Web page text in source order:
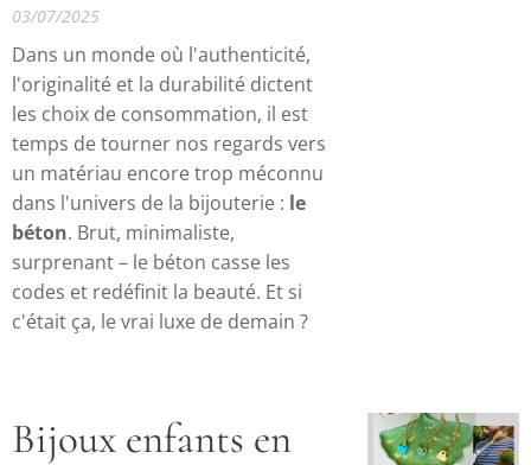
03/07/2025
Dans un monde où l'authenticité,
l'originalité et la durabilité dictent
les choix de consommation, il est
temps de tourner nos regards vers
un matériau encore trop méconnu
dans l'univers de la bijouterie : le
béton. Brut, minimaliste,
surprenant – le béton casse les
codes et redéfinit la beauté. Et si
c'était ça, le vrai luxe de demain ?
Bijoux enfants en